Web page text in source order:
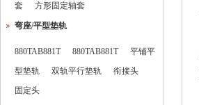
套
方形固定轴套
弯座/平型垫轨
880TAB881T 880TAB881T
平铺平
型垫轨
双轨平行垫轨
衔接头
固定头